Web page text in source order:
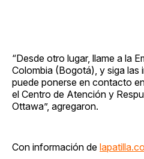
“Desde otro lugar, llame a la
Colombia (Bogotá), y siga las
puede ponerse en contacto
el Centro de Atención y
Ottawa”, agregaron.
Con información de